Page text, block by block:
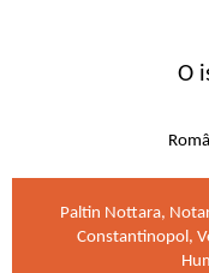
O
Paltin Nottara,
Constantinopol,